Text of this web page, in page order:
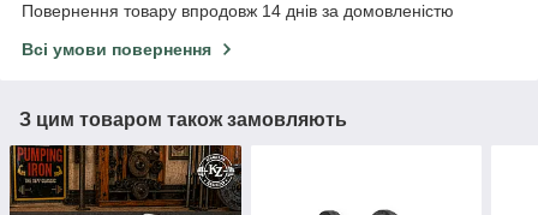
Повернення товару впродовж 14 днів за домовленістю
Всі умови повернення
З цим товаром також замовляють